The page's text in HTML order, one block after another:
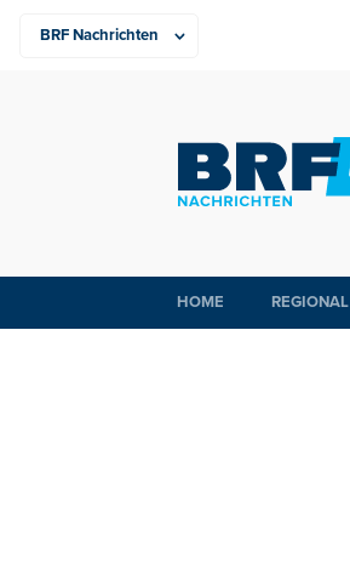
HOME REGIONAL